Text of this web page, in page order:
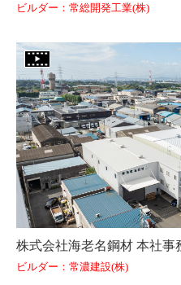
ビルダー：常総開発工業(株)
ビルダー：常濃建設(株)